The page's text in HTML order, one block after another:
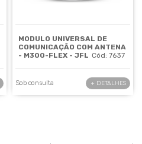
MODULO UNIVERSAL DE
COMUNICAÇÃO COM ANTENA
- M300-FLEX - JFL Cód: 7637
Sob consulta + DETALHES